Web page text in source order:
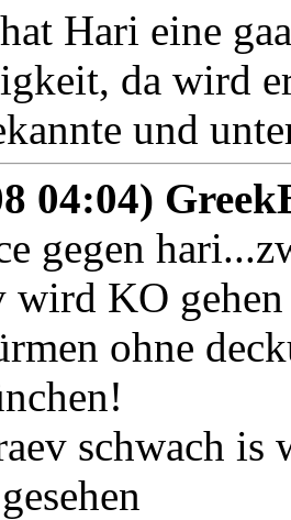
Hari eine
da wird
und
04:04)
gegen
wird KO
ohne
schwach